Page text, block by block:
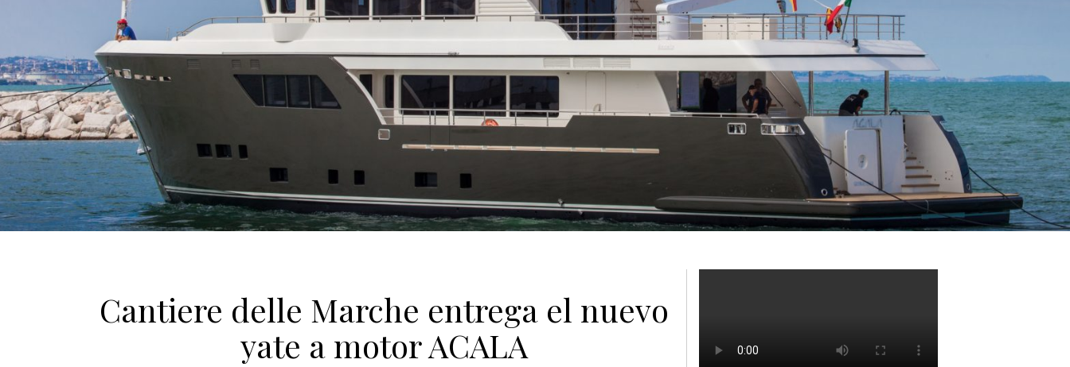
Cantiere delle Marche entrega el nuevo
yate a motor ACALA